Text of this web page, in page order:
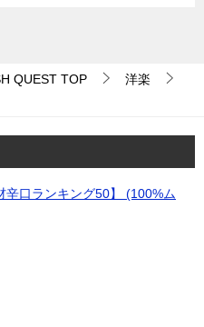
QUEST TOP
洋楽
辛口ランキング50】 (100%ム